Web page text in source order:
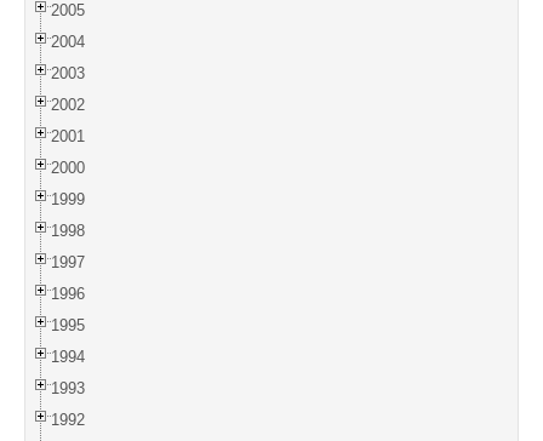
2005
2004
2003
2002
2001
2000
1999
1998
1997
1996
1995
1994
1993
1992